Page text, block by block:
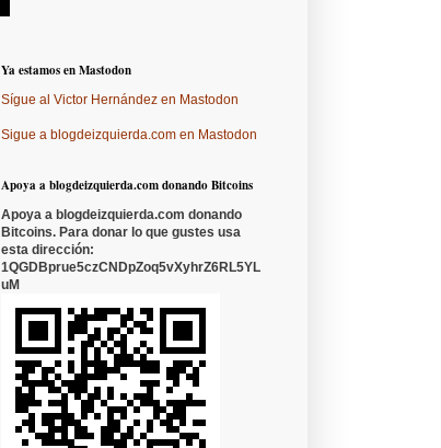
Ya estamos en Mastodon
Sígue al Victor Hernández en Mastodon
Sigue a blogdeizquierda.com en Mastodon
Apoya a blogdeizquierda.com donando Bitcoins
Apoya a blogdeizquierda.com donando
Bitcoins. Para donar lo que gustes usa
esta dirección:
1QGDBprue5czCNDpZoq5vXyhrZ6RL5YL
uM